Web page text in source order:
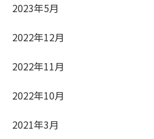
2023年5月
2022年12月
2022年11月
2022年10月
2021年3月